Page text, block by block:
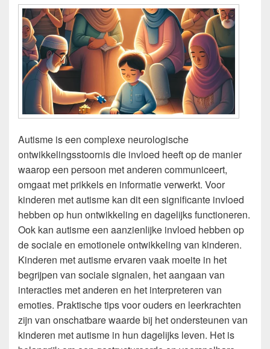
Autisme is een complexe neurologische
ontwikkelingsstoornis die invloed heeft op de manier
waarop een persoon met anderen communiceert,
omgaat met prikkels en informatie verwerkt. Voor
kinderen met autisme kan dit een significante invloed
hebben op hun ontwikkeling en dagelijks functioneren.
Ook kan autisme een aanzienlijke invloed hebben op
de sociale en emotionele ontwikkeling van kinderen.
Kinderen met autisme ervaren vaak moeite in het
begrijpen van sociale signalen, het aangaan van
interacties met anderen en het interpreteren van
emoties. Praktische tips voor ouders en leerkrachten
zijn van onschatbare waarde bij het ondersteunen van
kinderen met autisme in hun dagelijks leven. Het is